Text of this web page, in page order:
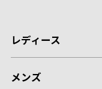
レディース
メンズ